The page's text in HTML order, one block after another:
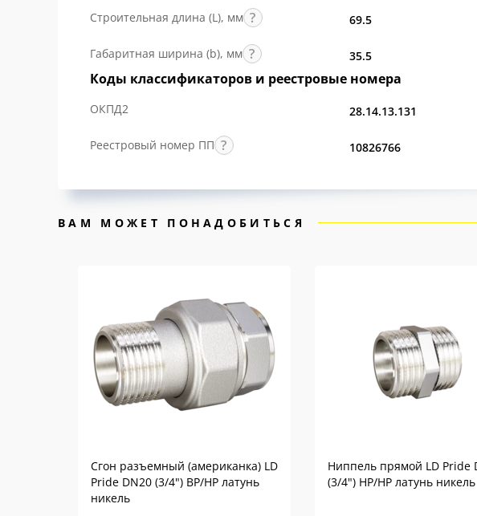
Строительная длина (L), мм 69.5
Габаритная ширина (b), мм 35.5
Коды классификаторов и реестровые номера
ОКПД2 28.14.13.131
Реестровый номер ПП 10826766
ВАМ МОЖЕТ ПОНАДОБИТЬСЯ
Сгон разъемный (американка) LD
Pride DN20 (3/4") ВР/НР латунь
никель
Ниппель прямой LD Pride
(3/4") НР/НР латунь никель